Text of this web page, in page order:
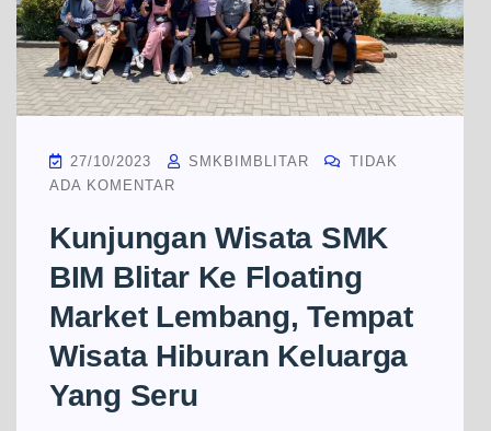
27/10/2023 SMKBIMBLITAR
TIDAK
ADA KOMENTAR
Kunjungan Wisata SMK
BIM Blitar Ke Floating
Market Lembang, Tempat
Wisata Hiburan Keluarga
Yang Seru